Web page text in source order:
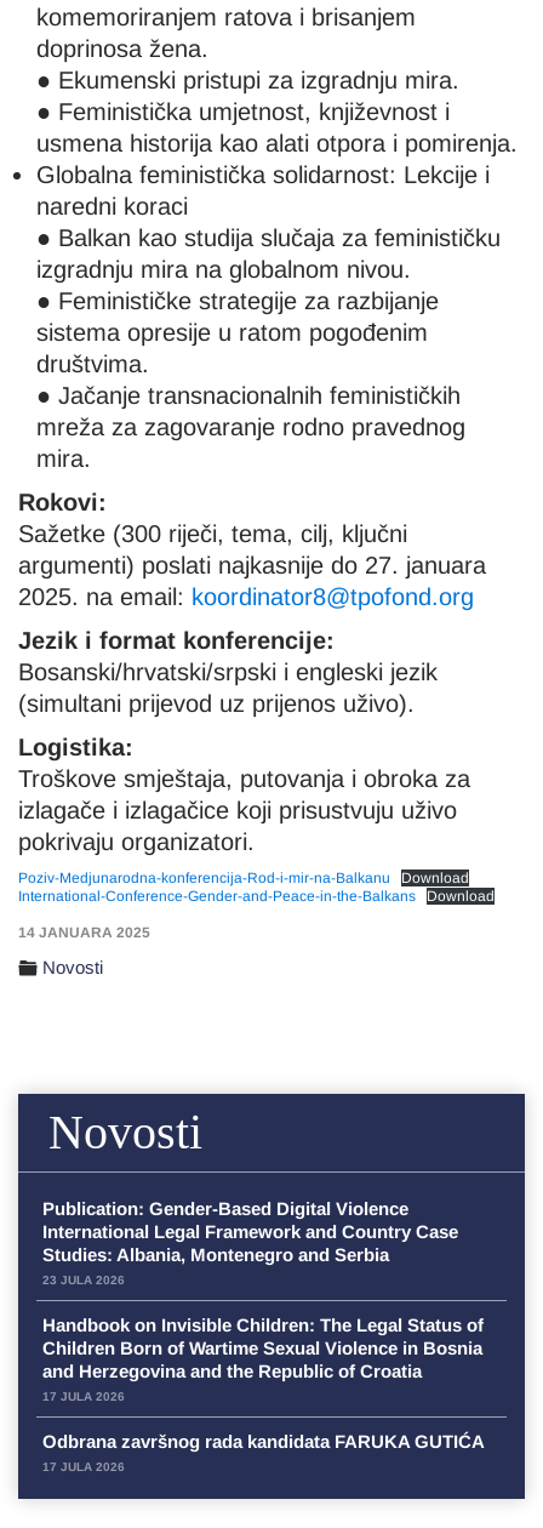
komemoriranjem ratova i brisanjem
doprinosa žena.
● Ekumenski pristupi za izgradnju mira.
● Feministička umjetnost, književnost i
usmena historija kao alati otpora i pomirenja.
Globalna feministička solidarnost: Lekcije i
naredni koraci
● Balkan kao studija slučaja za feminističku
izgradnju mira na globalnom nivou.
● Feminističke strategije za razbijanje
sistema opresije u ratom pogođenim
društvima.
● Jačanje transnacionalnih feminističkih
mreža za zagovaranje rodno pravednog
mira.
Rokovi:
Sažetke (300 riječi, tema, cilj, ključni
argumenti) poslati najkasnije do 27. januara
2025. na email: koordinator8@tpofond.org
Jezik i format konferencije:
Bosanski/hrvatski/srpski i engleski jezik
(simultani prijevod uz prijenos uživo).
Logistika:
Troškove smještaja, putovanja i obroka za
izlagače i izlagačice koji prisustvuju uživo
pokrivaju organizatori.
Poziv-Medjunarodna-konferencija-Rod-i-mir-na-Balkanu
Download
International-Conference-Gender-and-Peace-in-the-Balkans
Download
14 JANUARA 2025
Novosti
Novosti
Publication: Gender-Based Digital Violence
International Legal Framework and Country Case
Studies: Albania, Montenegro and Serbia
23 JULA 2026
Handbook on Invisible Children: The Legal Status of
Children Born of Wartime Sexual Violence in Bosnia
and Herzegovina and the Republic of Croatia
17 JULA 2026
Odbrana završnog rada kandidata FARUKA GUTIĆA
17 JULA 2026